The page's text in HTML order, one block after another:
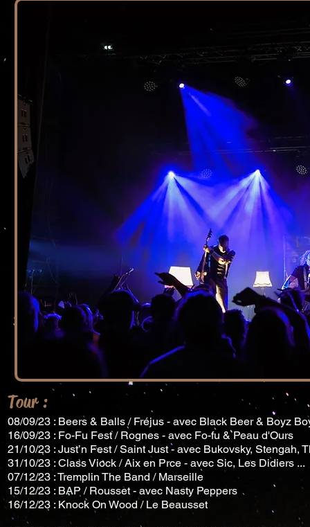
Tour :
08/09/23 : Beers & Balls / Fréjus - avec Black Beer & Boyz
16/09/23 : Fo-Fu Fest / Rognes - avec Fo-fu & Peau d'Ours
21/10/23 : Just’n Fest / Saint Just - avec Bukovsky, Stengah,
31/10/23 : Class Viock / Aix en Prce - avec Sic, Les Didiers ...
07/12/23 : Tremplin The Band / Marseille
15/12/23 : BAP / Rousset - avec Nasty Peppers
16/12/23 : Knock On Wood / Le Beausset